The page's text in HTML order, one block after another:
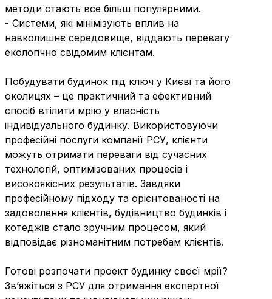
методи стають все більш популярними.
- Системи, які мінімізують вплив на
навколишнє середовище, віддають перевагу
екологічно свідомим клієнтам.
Побудувати будинок під ключ у Києві та його
околицях – це практичний та ефективний
спосіб втілити мрію у власність
індивідуального будинку. Використовуючи
професійні послуги компанії РСУ, клієнти
можуть отримати переваги від сучасних
технологій, оптимізованих процесів і
високоякісних результатів. Завдяки
професійному підходу та орієнтованості на
задоволення клієнтів, будівництво будинків і
котеджів стало зручним процесом, який
відповідає різноманітним потребам клієнтів.
Готові розпочати проект будинку своєї мрії?
Зв’яжіться з РСУ для отримання експертної